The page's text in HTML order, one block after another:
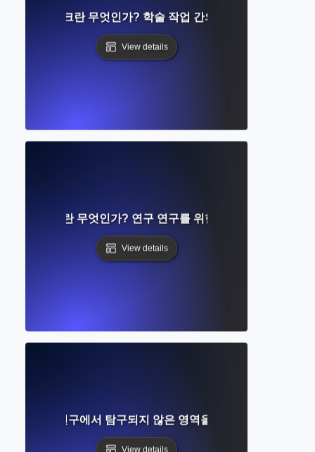
네트워크란 무엇인가? 학술 작업 간의 연결 이해하기
View details
프레임워크란 무엇인가? 연구 연구를 위한 이론적 기초 구축
View details
엇인가? 연구에서 탐구되지 않은 영역을 식별하는 완벽한 가
View details